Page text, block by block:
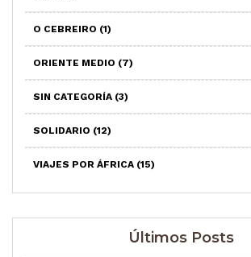
O CEBREIRO (1)
ORIENTE MEDIO (7)
SIN CATEGORÍA (3)
SOLIDARIO (12)
VIAJES POR ÁFRICA (15)
Últimos Posts